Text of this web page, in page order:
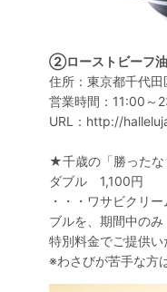
②ローストビーフ油
住所：東京都千代
営業時間：11:00～
URL：http://
★千歳の「勝ったな
ダブル 1,100円
・・・ワサビクリ
ブルを、期間中のみ
特別料金でご提供い
※わさびが苦手な方